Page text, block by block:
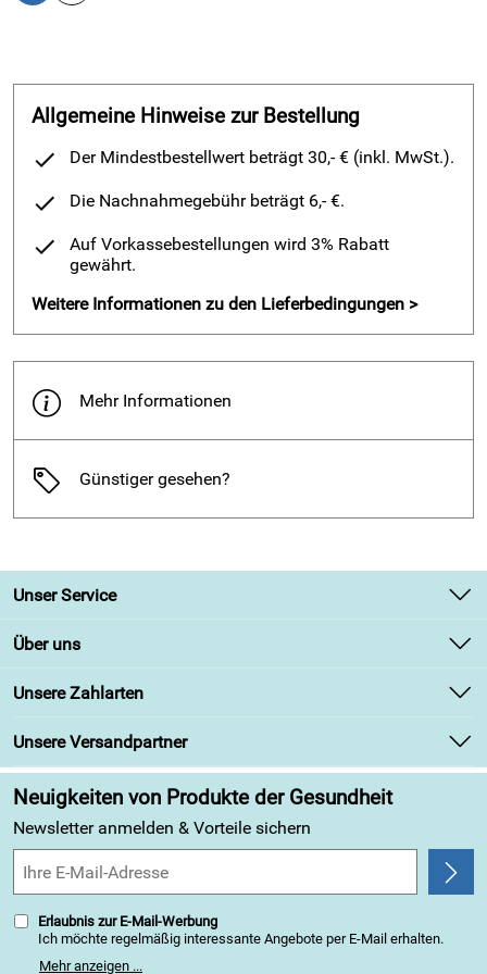
Sehr guter Halt im Knöchel und Fersenbereich durch eine
gut ausgearbeitete Fersenpartie
Fersenriemen NICHT verstellbar
Fußbett
Superbequem-Fußbett für eine natürliche
Abrollbewegung
Original-Ersatzfußbett einzeln Nachbestellbar
Farbe/Material:
Form:
"City-Sport" Naturform
Allgemeine Hinweise zur Bestellung
Der Mindestbestellwert beträgt 30,- € (inkl. MwSt.).
Die Nachnahmegebühr beträgt 6,- €.
Auf Vorkassebestellungen wird 3% Rabatt
gewährt.
Weitere Informationen zu den Lieferbedingungen >
Mehr Informationen
Günstiger gesehen?
Unser Service
Kontakt
Retourenabwicklung
Lieferbedingungen
Über uns
Unsere Bestseller
Angebote
Kundenbewertungen (313)
4,9/5
Unsere Zahlarten
Unsere Versandpartner
Neuigkeiten von Produkte der Gesundheit
Newsletter anmelden & Vorteile sichern
Erlaubnis zur E-Mail-Werbung
Ich möchte regelmäßig interessante Angebote per E-Mail erhalten.
Mehr anzeigen ...